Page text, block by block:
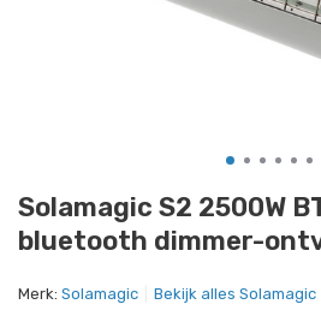
Solamagic S2 2500W
bluetooth dimmer-
Merk: Solamagic Bekijk alles Solamagic